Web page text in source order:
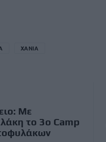
ΧΑΝΙΑ
Με
το 3ο Camp